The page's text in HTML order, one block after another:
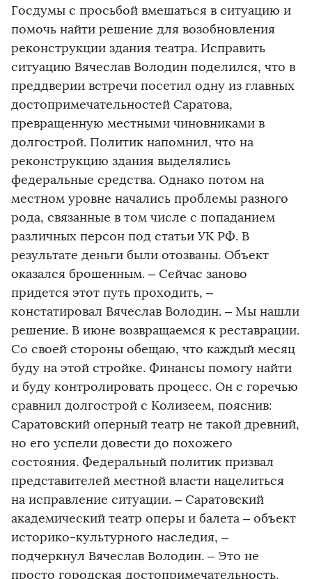
Госдумы с просьбой вмешаться в ситуацию и
помочь найти решение для возобновления
реконструкции здания театра. Исправить
ситуацию Вячеслав Володин поделился, что в
преддверии встречи посетил одну из главных
достопримечательностей Саратова,
превращенную местными чиновниками в
долгострой. Политик напомнил, что на
реконструкцию здания выделялись
федеральные средства. Однако потом на
местном уровне начались проблемы разного
рода, связанные в том числе с попаданием
различных персон под статьи УК РФ. В
результате деньги были отозваны. Объект
оказался брошенным. – Сейчас заново
придется этот путь проходить, –
констатировал Вячеслав Володин. – Мы нашли
решение. В июне возвращаемся к реставрации.
Со своей стороны обещаю, что каждый месяц
буду на этой стройке. Финансы помогу найти
и буду контролировать процесс. Он с горечью
сравнил долгострой с Колизеем, пояснив:
Саратовский оперный театр не такой древний,
но его успели довести до похожего
состояния. Федеральный политик призвал
представителей местной власти нацелиться
на исправление ситуации. – Саратовский
академический театр оперы и балета – объект
историко-культурного наследия, –
подчеркнул Вячеслав Володин. – Это не
просто городская достопримечательность.